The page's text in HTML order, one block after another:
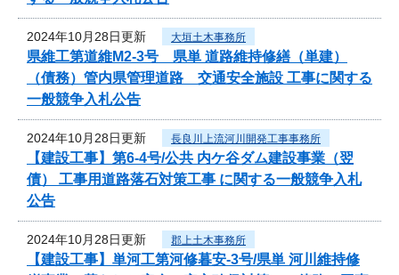
2024年10月28日更新 大垣土木事務所
県維工第道維M2-3号 県単 道路維持修繕（単建）
（債務）管内県管理道路 交通安全施設 工事に関する
一般競争入札公告
2024年10月28日更新 長良川上流河川開発工事事務所
【建設工事】第6-4号/公共 内ケ谷ダム建設事業（翌
債） 工事用道路落石対策工事 に関する一般競争入札
公告
2024年10月28日更新 郡上土木事務所
【建設工事】単河工第河修暮安-3号/県単 河川維持修